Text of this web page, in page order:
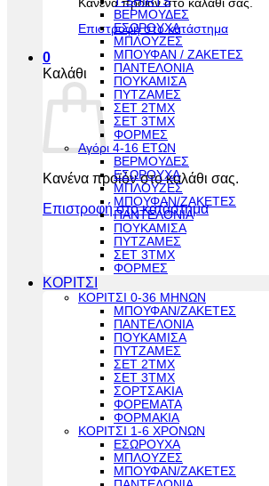
Κανένα προϊόν στο καλάθι σας.
Επιστροφή στο κατάστημα
0
Καλάθι
Κανένα προϊόν στο καλάθι σας.
Επιστροφή στο κατάστημα
ΒΕΡΜΟΥΔΕΣ
ΕΣΩΡΟΥΧΑ
ΜΠΛΟΥΖΕΣ
ΜΠΟΥΦΑΝ / ΖΑΚΕΤΕΣ
ΠΑΝΤΕΛΟΝΙΑ
ΠΟΥΚΑΜΙΣΑ
ΠΥΤΖΑΜΕΣ
ΣΕΤ 2ΤΜΧ
ΣΕΤ 3ΤΜΧ
ΦΟΡΜΕΣ
Αγόρι 4-16 ΕΤΩΝ
ΒΕΡΜΟΥΔΕΣ
ΕΣΩΡΟΥΧΑ
ΜΠΛΟΥΖΕΣ
ΜΠΟΥΦΑΝ/ΖΑΚΕΤΕΣ
ΠΑΝΤΕΛΟΝΙΑ
ΠΟΥΚΑΜΙΣΑ
ΠΥΤΖΑΜΕΣ
ΣΕΤ 3ΤΜΧ
ΦΟΡΜΕΣ
ΚΟΡΙΤΣΙ
ΚΟΡΙΤΣΙ 0-36 ΜΗΝΩΝ
ΜΠΟΥΦΑΝ/ΖΑΚΕΤΕΣ
ΠΑΝΤΕΛΟΝΙΑ
ΠΟΥΚΑΜΙΣΑ
ΠΥΤΖΑΜΕΣ
ΣΕΤ 2ΤΜΧ
ΣΕΤ 3ΤΜΧ
ΣΟΡΤΣΑΚΙΑ
ΦΟΡΕΜΑΤΑ
ΦΟΡΜΑΚΙΑ
ΚΟΡΙΤΣΙ 1-6 ΧΡΟΝΩΝ
ΕΣΩΡΟΥΧΑ
ΜΠΛΟΥΖΕΣ
ΜΠΟΥΦΑΝ/ΖΑΚΕΤΕΣ